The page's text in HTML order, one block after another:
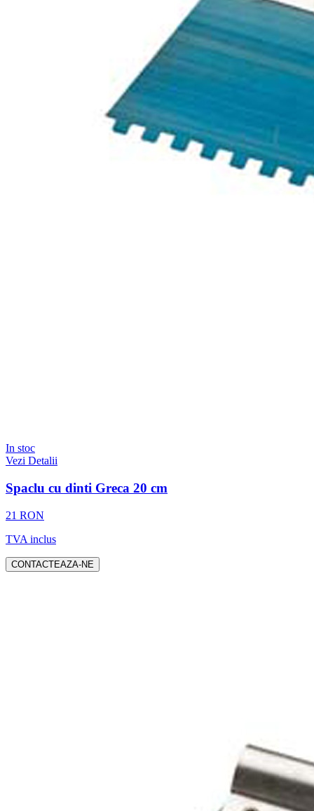
In stoc
Vezi Detalii
Spaclu cu dinti Greca 20 cm
21 RON
TVA inclus
CONTACTEAZA-NE